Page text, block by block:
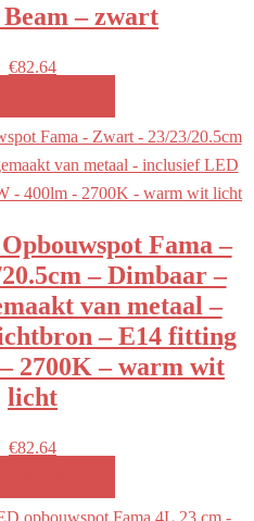
– zwart
€82.64
Fama –
– Dimbaar –
van metaal –
– E14 fitting
2700K – warm wit
licht
€82.64